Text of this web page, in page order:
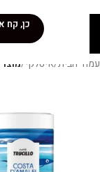
כן, קח
עמוד הבית/איטלקי /